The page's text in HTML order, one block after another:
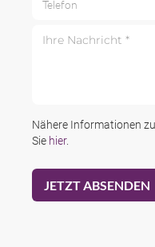
Nähere Informationen
Sie hier.